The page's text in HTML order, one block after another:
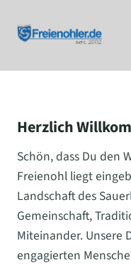
Inhalt
springen
Herzlich
Schön, dass Du den
Freienohl liegt
Landschaft des
Gemeinschaft,
Miteinander. Unsere
engagierten